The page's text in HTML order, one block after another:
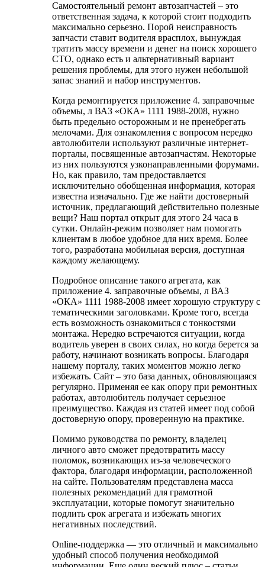
Самостоятельный ремонт автозапчастей – это
ответственная задача, к которой стоит подходить
максимально серьезно. Порой неисправность
запчасти ставит водителя врасплох, вынуждая
тратить массу времени и денег на поиск хорошего
СТО, однако есть и альтернативный вариант
решения проблемы, для этого нужен небольшой
запас знаний и набор инструментов.
Когда ремонтируется приложение 4. заправочные
объемы, л ВАЗ «ОКА» 1111 1988-2008, нужно
быть предельно осторожным и не пренебрегать
мелочами. Для ознакомления с вопросом нередко
автолюбители используют различные интернет-
порталы, посвященные автозапчастям. Некоторые
из них пользуются узконаправленными форумами.
Но, как правило, там предоставляется
исключительно обобщенная информация, которая
известна изначально. Где же найти достоверный
источник, предлагающий действительно полезные
вещи? Наш портал открыт для этого 24 часа в
сутки. Онлайн-режим позволяет нам помогать
клиентам в любое удобное для них время. Более
того, разработана мобильная версия, доступная
каждому желающему.
Подробное описание такого агрегата, как
приложение 4. заправочные объемы, л ВАЗ
«ОКА» 1111 1988-2008 имеет хорошую структуру с
тематическими заголовками. Кроме того, всегда
есть возможность ознакомиться с тонкостями
монтажа. Нередко встречаются ситуации, когда
водитель уверен в своих силах, но когда берется за
работу, начинают возникать вопросы. Благодаря
нашему порталу, таких моментов можно легко
избежать. Сайт – это база данных, обновляющаяся
регулярно. Применяя ее как опору при ремонтных
работах, автолюбитель получает серьезное
преимущество. Каждая из статей имеет под собой
достоверную опору, проверенную на практике.
Помимо руководства по ремонту, владелец
личного авто сможет предотвратить массу
поломок, возникающих из-за человеческого
фактора, благодаря информации, расположенной
на сайте. Пользователям представлена масса
полезных рекомендаций для грамотной
эксплуатации, которые помогут значительно
подлить срок агрегата и избежать многих
негативных последствий.
Online-поддержка — это отличный и максимально
удобный способ получения необходимой